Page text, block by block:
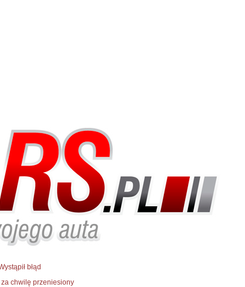
błąd
chwilę przeniesiony